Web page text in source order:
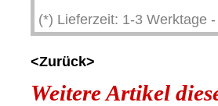
(*) Lieferzeit: 1-3 Werktage
<Zurück>
Weitere Artikel